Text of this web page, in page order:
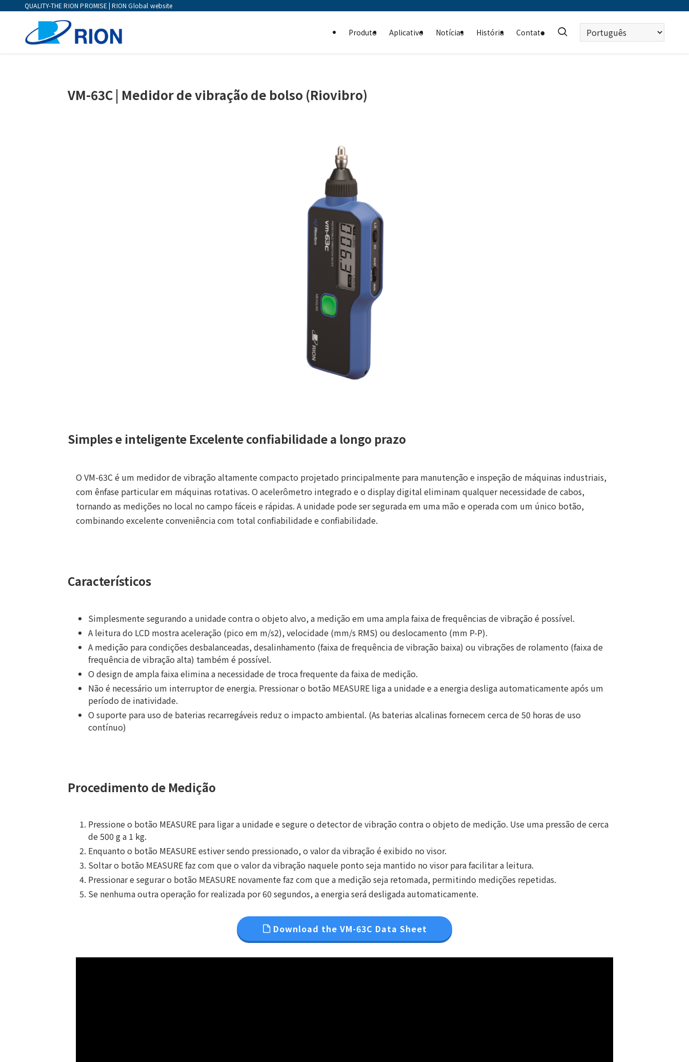
QUALITY-THE RION PROMISE | RION Global website
Produto Aplicativo Notícias História Contato
Escolha
um
VM-63C | Medidor de vibração de bolso (Riovibro)
Simples e inteligente Excelente confiabilidade a longo prazo
O VM-63C é um medidor de vibração altamente compacto projetado principalmente para manutenção e inspeção de máquinas industriais,
com ênfase particular em máquinas rotativas. O acelerômetro integrado e o display digital eliminam qualquer necessidade de cabos,
tornando as medições no local no campo fáceis e rápidas. A unidade pode ser segurada em uma mão e operada com um único botão,
combinando excelente conveniência com total confiabilidade e confiabilidade.
Característicos
Simplesmente segurando a unidade contra o objeto alvo, a medição em uma ampla faixa de frequências de vibração é possível.
A leitura do LCD mostra aceleração (pico em m/s2), velocidade (mm/s RMS) ou deslocamento (mm P-P).
A medição para condições desbalanceadas, desalinhamento (faixa de frequência de vibração baixa) ou vibrações de rolamento (faixa de
frequência de vibração alta) também é possível.
O design de ampla faixa elimina a necessidade de troca frequente da faixa de medição.
Não é necessário um interruptor de energia. Pressionar o botão MEASURE liga a unidade e a energia desliga automaticamente após um
período de inatividade.
O suporte para uso de baterias recarregáveis ​​reduz o impacto ambiental. (As baterias alcalinas fornecem cerca de 50 horas de uso
contínuo)
Procedimento de Medição
Pressione o botão MEASURE para ligar a unidade e segure o detector de vibração contra o objeto de medição. Use uma pressão de cerca
de 500 g a 1 kg.
Enquanto o botão MEASURE estiver sendo pressionado, o valor da vibração é exibido no visor.
Soltar o botão MEASURE faz com que o valor da vibração naquele ponto seja mantido no visor para facilitar a leitura.
Pressionar e segurar o botão MEASURE novamente faz com que a medição seja retomada, permitindo medições repetidas.
Se nenhuma outra operação for realizada por 60 segundos, a energia será desligada automaticamente.
Download the VM-63C Data Sheet